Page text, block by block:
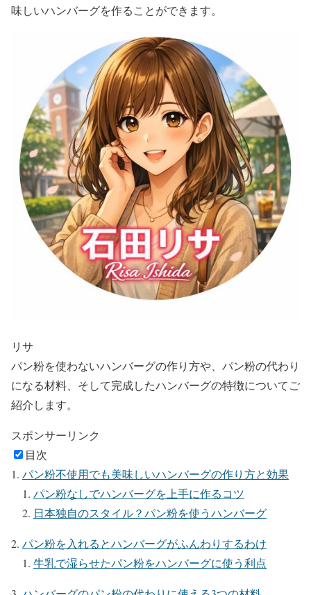
味しいハンバーグを作ることができます。
リサ
パン粉を使わないハンバーグの作り方や、パン粉の代わり
になる材料、そして完成したハンバーグの特徴についてご
紹介します。
スポンサーリンク
目次
パン粉不使用でも美味しいハンバーグの作り方と効果
パン粉なしでハンバーグを上手に作るコツ
日本独自のスタイル？パン粉を使うハンバーグ
パン粉を入れるとハンバーグがふんわりするわけ
牛乳で湿らせたパン粉をハンバーグに使う利点